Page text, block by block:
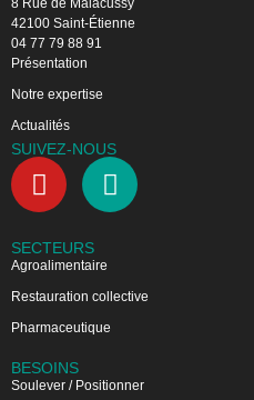
8 Rue de Malacussy
42100 Saint-Étienne
04 77 79 88 91
Présentation
Notre expertise
Actualités
SUIVEZ-NOUS
SECTEURS
Agroalimentaire
Restauration collective
Pharmaceutique
BESOINS
Soulever / Positionner